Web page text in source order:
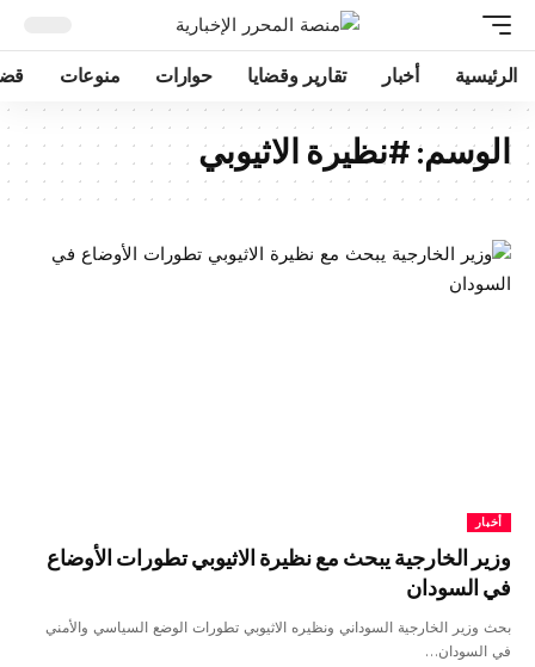
الرئيسية أخبار تقارير وقضايا حوارات منوعات
الوسم: #نظيرة الاثيوبي
أخبار
وزير الخارجية يبحث مع نظيرة الاثيوبي تطورات الأوضاع
في السودان
بحث وزير الخارجية السوداني ونظيره الاثيوبي تطورات الوضع السياسي والأمني
في السودان…